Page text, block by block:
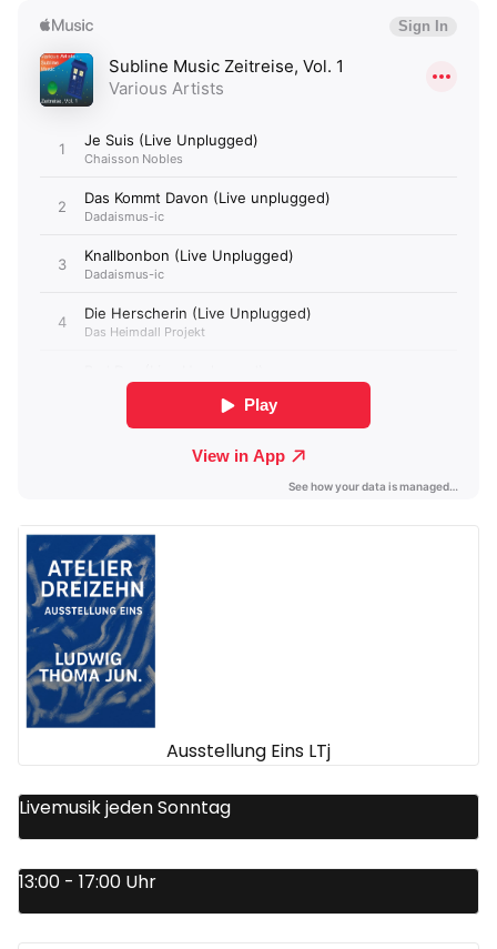
Ausstellung Eins LTj
Livemusik jeden Sonntag
13:00 - 17:00 Uhr